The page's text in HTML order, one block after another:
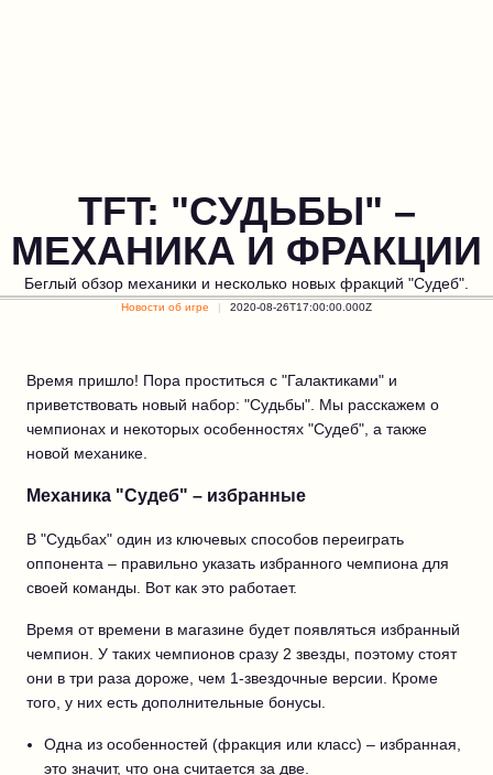
TFT: "CУДЬБЫ" –
МЕХАНИКА И ФРАКЦИИ
Беглый обзор механики и несколько новых фракций "Судеб".
Новости об игре 2020-08-26T17:00:00.000Z
Время пришло! Пора проститься с "Галактиками" и
приветствовать новый набор: "Судьбы". Мы расскажем о
чемпионах и некоторых особенностях "Судеб", а также
новой механике.
Механика "Судеб" – избранные
В "Судьбах" один из ключевых способов переиграть
оппонента – правильно указать избранного чемпиона для
своей команды. Вот как это работает.
Время от времени в магазине будет появляться избранный
чемпион. У таких чемпионов сразу 2 звезды, поэтому стоят
они в три раза дороже, чем 1-звездочные версии. Кроме
того, у них есть дополнительные бонусы.
Одна из особенностей (фракция или класс) – избранная,
это значит, что она считается за две.